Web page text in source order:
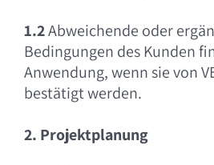
1.2Abweichende oder
Bedingungen des Kunden
Anwendung, wenn sie von
bestätigt werden.
2. Projektplanung